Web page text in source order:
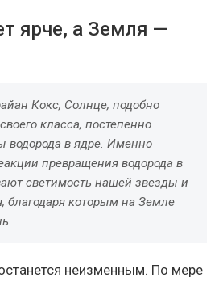
ярче, а Земля —
Кокс, Солнце, подобно
класса, постепенно
водорода в ядре. Именно
превращения водорода в
светимость нашей звезды и
благодаря которым на Земле
неизменным. По мере